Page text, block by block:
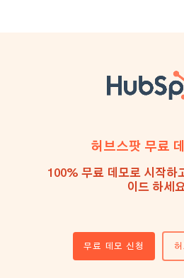
허브스팟 무료
100% 무료 데모로 시작하
이드 하세
무료 데모 신청